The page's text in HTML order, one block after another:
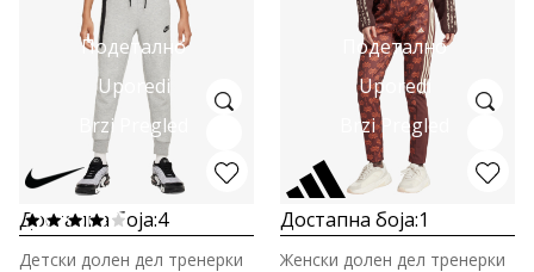
Подетално
Uporedi
Brzi Pregled
Достапна боја:4
Детски долен дел тренерки
Подетално
Uporedi
Brzi Pregled
Достапна боја:1
Женски долен дел тренерки